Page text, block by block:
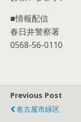
■情報配信
春日井警察署
0568-56-0110
Previous Post
名古屋市緑区